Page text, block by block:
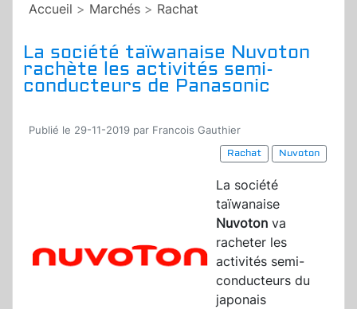
Accueil > Marchés > Rachat
La société taïwanaise Nuvoton
rachète les activités semi-
conducteurs de Panasonic
Publié le 29-11-2019 par Francois Gauthier
Rachat
Nuvoton
La société
taïwanaise
Nuvoton va
racheter les
activités semi-
conducteurs du
japonais